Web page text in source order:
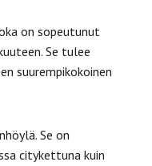
on sopeutunut
Se tulee
suurempikokoinen
Se on
citykettuna kuin